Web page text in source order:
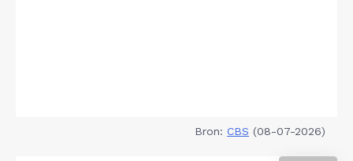
Bron: CBS (08-07-2026)